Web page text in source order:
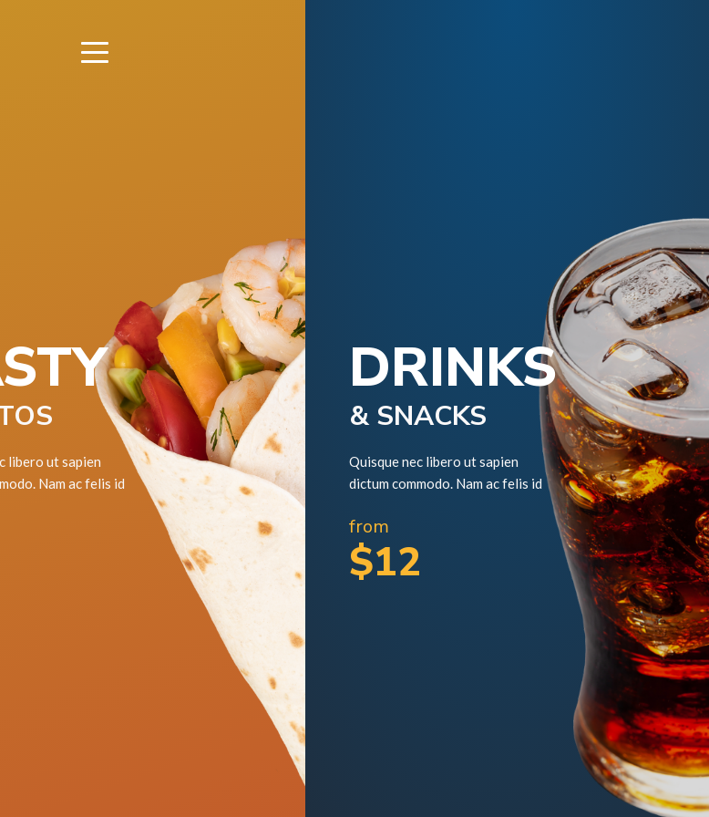
libero ut sapien
Nam ac felis id
DRINKS
& SNACKS
Quisque nec libero ut sapien
dictum commodo. Nam ac felis id
from
$12